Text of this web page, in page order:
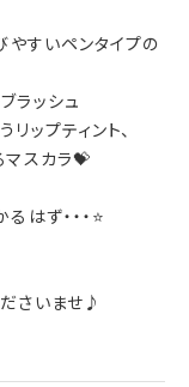
やすいペンタイプの
ラッシュ
ップティント、
マスカラ💝
はず・・・⭐
さいませ♪